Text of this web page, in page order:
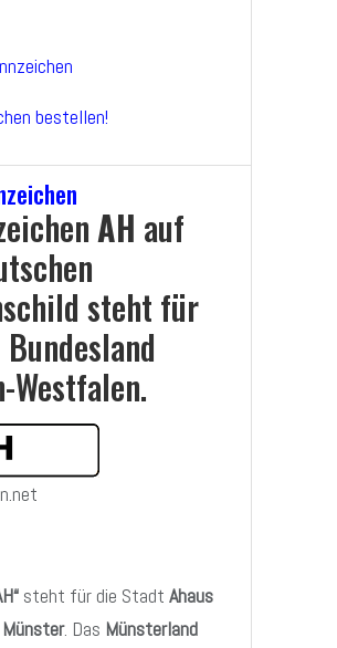
bestellen!
AH auf
steht für
Westfalen.
steht für die Stadt Ahaus
Münster. Das Münsterland